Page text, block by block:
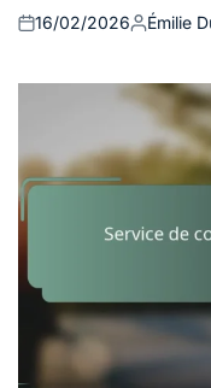
Posted
16/02/2026
Posted
Émilie